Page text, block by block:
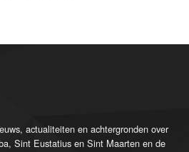
actualiteiten en achtergronden over
Sint Eustatius en Sint Maarten en de